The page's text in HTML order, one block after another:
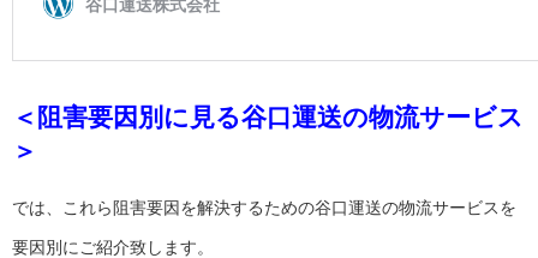
＜阻害要因別に見る谷口運送の物流サービス
＞
では、これら阻害要因を解決するための谷口運送の物流サービスを
要因別にご紹介致します。